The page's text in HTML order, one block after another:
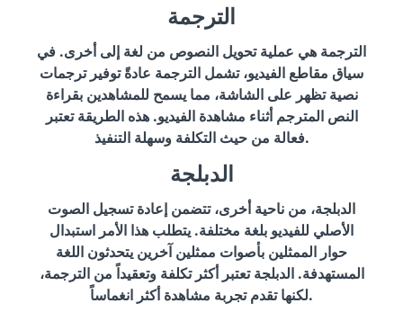
الترجمة
الترجمة هي عملية تحويل النصوص من لغة إلى أخرى. في
سياق مقاطع الفيديو، تشمل الترجمة عادةً توفير ترجمات
نصية تظهر على الشاشة، مما يسمح للمشاهدين بقراءة
النص المترجم أثناء مشاهدة الفيديو. هذه الطريقة تعتبر
فعالة من حيث التكلفة وسهلة التنفيذ.
الدبلجة
الدبلجة، من ناحية أخرى، تتضمن إعادة تسجيل الصوت
الأصلي للفيديو بلغة مختلفة. يتطلب هذا الأمر استبدال
حوار الممثلين بأصوات ممثلين آخرين يتحدثون اللغة
المستهدفة. الدبلجة تعتبر أكثر تكلفة وتعقيداً من الترجمة،
لكنها تقدم تجربة مشاهدة أكثر انغماساً.